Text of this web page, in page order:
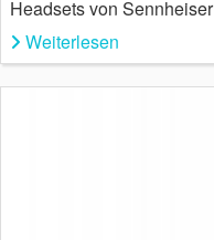
Headsets von Sennheiser
Weiterlesen